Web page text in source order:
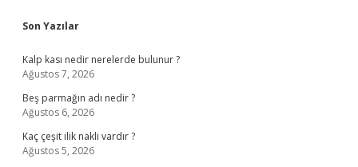
Sidebar
Son Yazılar
Kalp kası nedir nerelerde bulunur ?
Ağustos 7, 2026
Beş parmağın adı nedir ?
Ağustos 6, 2026
Kaç çeşit ilik nakli vardır ?
Ağustos 5, 2026